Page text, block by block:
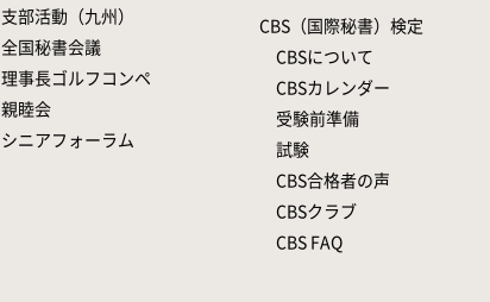
支部活動（九州）
全国秘書会議
理事長ゴルフコンペ
親睦会
シニアフォーラム
CBS（国際秘書）検定
CBSについて
CBSカレンダー
受験前準備
試験
CBS合格者の声
CBSクラブ
CBS FAQ